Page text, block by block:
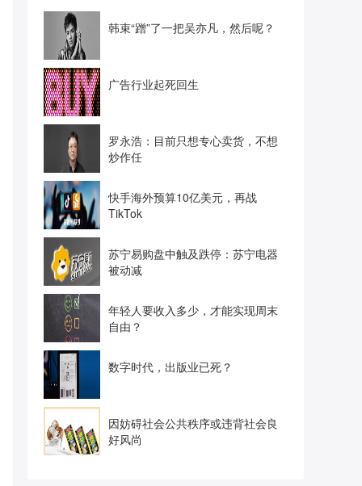
韩束“蹭”了一把吴亦凡，然后呢？
广告行业起死回生
罗永浩：目前只想专心卖货，不想
炒作任
快手海外预算10亿美元，再战
TikTok
苏宁易购盘中触及跌停：苏宁电器
被动减
年轻人要收入多少，才能实现周末
自由？
数字时代，出版业已死？
因妨碍社会公共秩序或违背社会良
好风尚